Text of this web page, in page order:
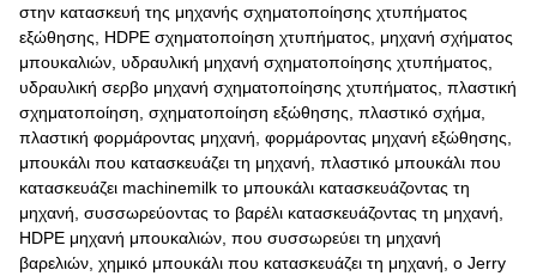
στην κατασκευή της μηχανής σχηματοποίησης χτυπήματος
εξώθησης, HDPE σχηματοποίηση χτυπήματος, μηχανή σχήματος
μπουκαλιών, υδραυλική μηχανή σχηματοποίησης χτυπήματος,
υδραυλική σερβο μηχανή σχηματοποίησης χτυπήματος, πλαστική
σχηματοποίηση, σχηματοποίηση εξώθησης, πλαστικό σχήμα,
πλαστική φορμάροντας μηχανή, φορμάροντας μηχανή εξώθησης,
μπουκάλι που κατασκευάζει τη μηχανή, πλαστικό μπουκάλι που
κατασκευάζει machinemilk το μπουκάλι κατασκευάζοντας τη
μηχανή, συσσωρεύοντας το βαρέλι κατασκευάζοντας τη μηχανή,
HDPE μηχανή μπουκαλιών, που συσσωρεύει τη μηχανή
βαρελιών, χημικό μπουκάλι που κατασκευάζει τη μηχανή, ο Jerry